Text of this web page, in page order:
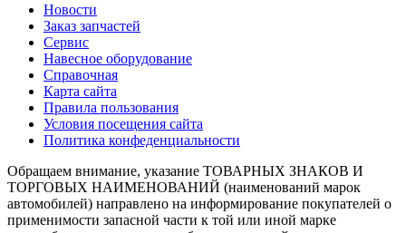
Новости
Заказ запчастей
Сервис
Навесное оборудование
Справочная
Карта сайта
Правила пользования
Условия посещения сайта
Политика конфеденциальности
Обращаем внимание, указание ТОВАРНЫХ ЗНАКОВ И
ТОРГОВЫХ НАИМЕНОВАНИЙ (наименований марок
автомобилей) направлено на информирование покупателей о
применимости запасной части к той или иной марке